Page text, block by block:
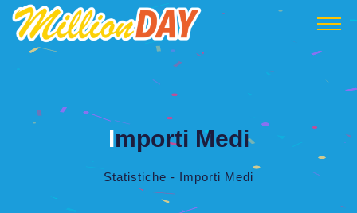
Importi Medi
Statistiche - Importi Medi